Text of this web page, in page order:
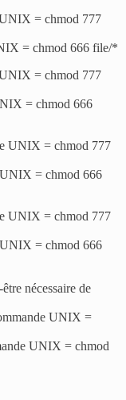
= chmod 777
= chmod 666 file/*
= chmod 777
= chmod 666
UNIX = chmod 777
= chmod 666
UNIX = chmod 777
= chmod 666
nécessaire de
UNIX =
UNIX = chmod